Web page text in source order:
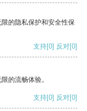
的隐私保护和安全性保
支持[0] 反对[0]
的流畅体验。
支持[0] 反对[0]